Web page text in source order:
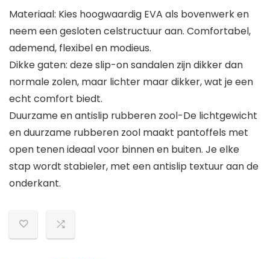
Materiaal: Kies hoogwaardig EVA als bovenwerk en
neem een gesloten celstructuur aan. Comfortabel,
ademend, flexibel en modieus.
Dikke gaten: deze slip-on sandalen zijn dikker dan
normale zolen, maar lichter maar dikker, wat je een
echt comfort biedt.
Duurzame en antislip rubberen zool-De lichtgewicht
en duurzame rubberen zool maakt pantoffels met
open tenen ideaal voor binnen en buiten. Je elke
stap wordt stabieler, met een antislip textuur aan de
onderkant.